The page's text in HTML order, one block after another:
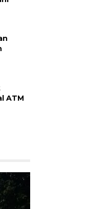
ke kawasan
(26/4/2026).
kinerja sektor
total kunjungan
atau
yakni sebanyak
ATM